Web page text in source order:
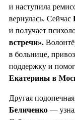
и наступила
вернулась. Сейчас
и получает
встречи».
в больнице,
поддержку и
Екатерины в
Другая подопечная
Беличенко —